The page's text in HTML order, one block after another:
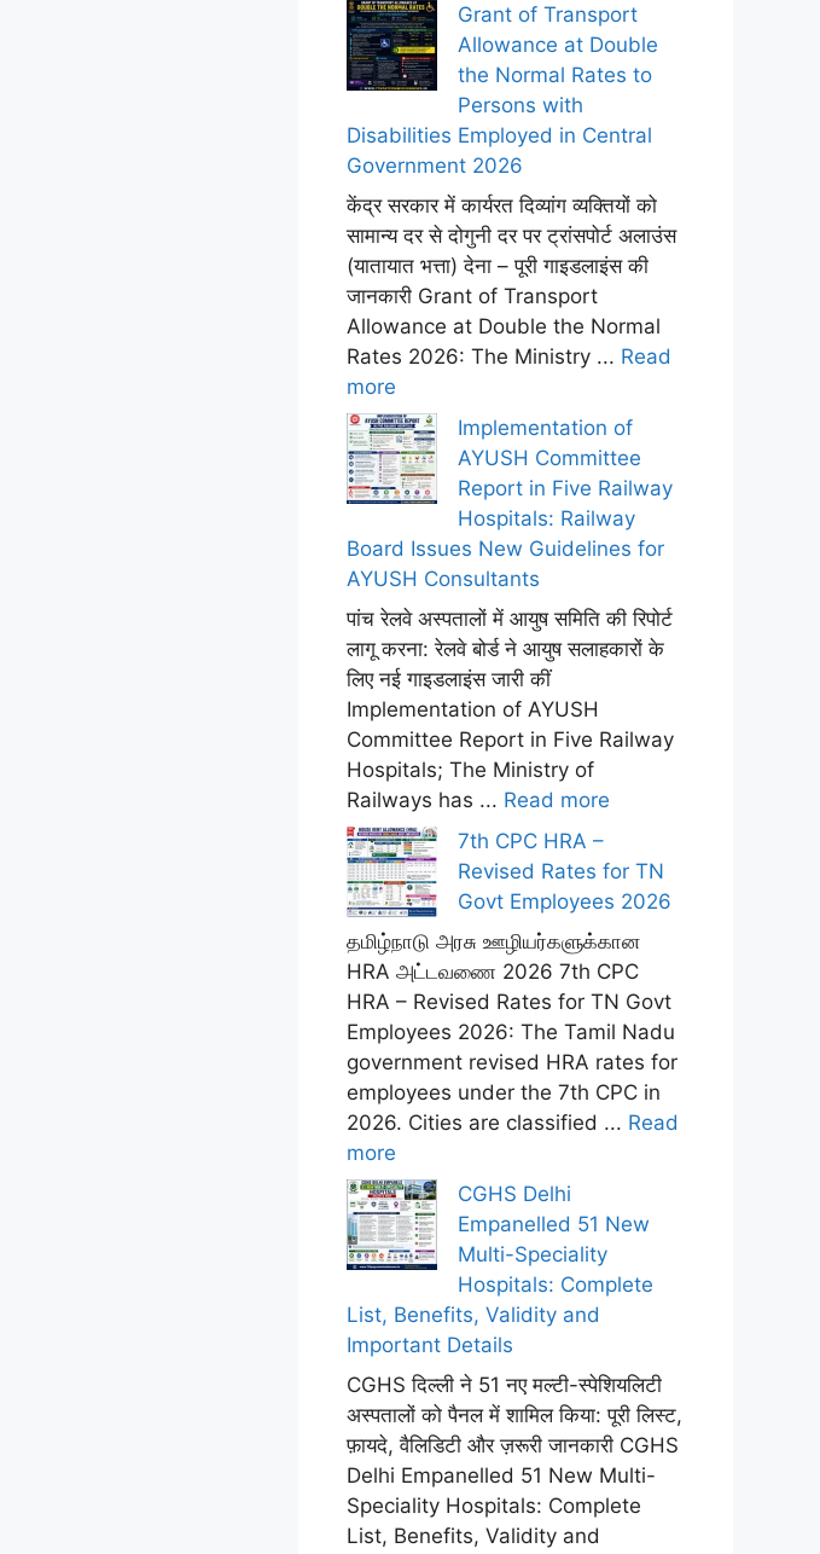
Grant of Transport
Allowance at Double
the Normal Rates to
Persons with
Disabilities Employed in Central
Government 2026
केंद्र सरकार में कार्यरत दिव्यांग व्यक्तियों को
सामान्य दर से दोगुनी दर पर ट्रांसपोर्ट अलाउंस
(यातायात भत्ता) देना – पूरी गाइडलाइंस की
जानकारी Grant of Transport
Allowance at Double the Normal
Rates 2026: The Ministry ... Read
more
Implementation of
AYUSH Committee
Report in Five Railway
Hospitals: Railway
Board Issues New Guidelines for
AYUSH Consultants
पांच रेलवे अस्पतालों में आयुष समिति की रिपोर्ट
लागू करना: रेलवे बोर्ड ने आयुष सलाहकारों के
लिए नई गाइडलाइंस जारी कीं
Implementation of AYUSH
Committee Report in Five Railway
Hospitals; The Ministry of
Railways has ... Read more
7th CPC HRA –
Revised Rates for TN
Govt Employees 2026
தமிழ்நாடு அரசு ஊழியர்களுக்கான
HRA அட்டவணை 2026 7th CPC
HRA – Revised Rates for TN Govt
Employees 2026: The Tamil Nadu
government revised HRA rates for
employees under the 7th CPC in
2026. Cities are classified ... Read
more
CGHS Delhi
Empanelled 51 New
Multi-Speciality
Hospitals: Complete
List, Benefits, Validity and
Important Details
CGHS दिल्ली ने 51 नए मल्टी-स्पेशियलिटी
अस्पतालों को पैनल में शामिल किया: पूरी लिस्ट,
फ़ायदे, वैलिडिटी और ज़रूरी जानकारी CGHS
Delhi Empanelled 51 New Multi-
Speciality Hospitals: Complete
List, Benefits, Validity and